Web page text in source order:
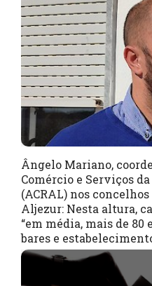
Ângelo Mariano,
Comércio e Serviços
(ACRAL) nos
Aljezur: Nesta altura,
“em média, mais de 80
bares e